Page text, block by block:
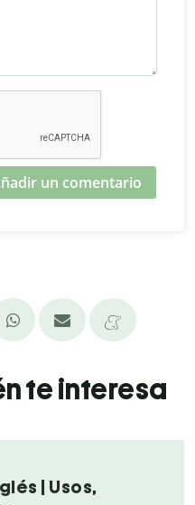
un comentario
te interesa
| Usos,